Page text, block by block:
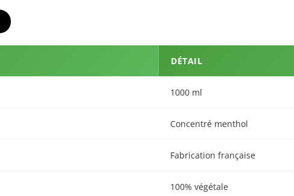
DÉTAIL
1000 ml
Concentré menthol
Fabrication française
100% végétale